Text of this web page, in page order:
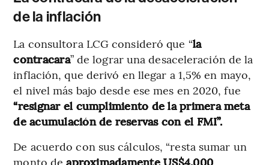
de la inflación
La consultora LCG consideró que “la
contracara” de lograr una desaceleración de la
inflación, que derivó en llegar a 1,5% en mayo,
el nivel más bajo desde ese mes en 2020, fue
“resignar el cumplimiento de la primera meta
de acumulación de reservas con el FMI”.
De acuerdo con sus cálculos, “resta sumar un
monto deaproximadamente US$4.000